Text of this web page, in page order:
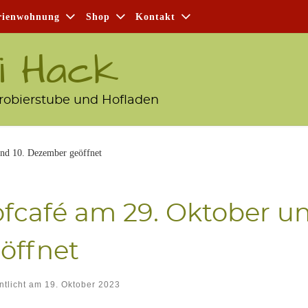
Shop Kon­takt
Hack
und Hofladen
10. Dezember geöffnet
am 29. Okto­ber
am 19. Oktober 2023